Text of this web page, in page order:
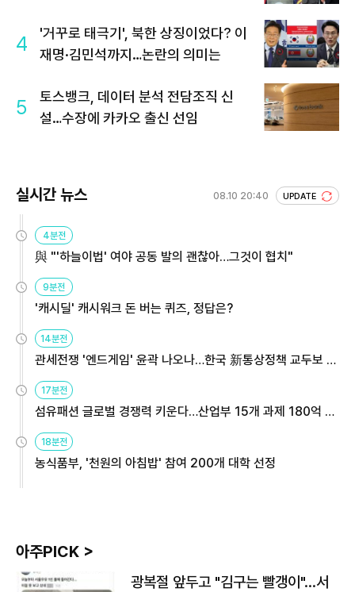
4
'거꾸로 태극기', 북한 상징이었다? 이
재명·김민석까지…논란의 의미는
5
토스뱅크, 데이터 분석 전담조직 신
설…수장에 카카오 출신 선임
실시간 뉴스 08.10 20:40 UPDATE
4분전
與 "'하늘이법' 여야 공동 발의 괜찮아…그것이 협치"
9분전
'캐시딜' 캐시워크 돈 버는 퀴즈, 정답은?
14분전
관세전쟁 '엔드게임' 윤곽 나오나…한국 新통상정책 교두보 활
용해야
17분전
섬유패션 글로벌 경쟁력 키운다…산업부 15개 과제 180억 지
원
18분전
농식품부, '천원의 아침밥' 참여 200개 대학 선정
아주PICK >
광복절 앞두고 "김구는 빨갱이"…서